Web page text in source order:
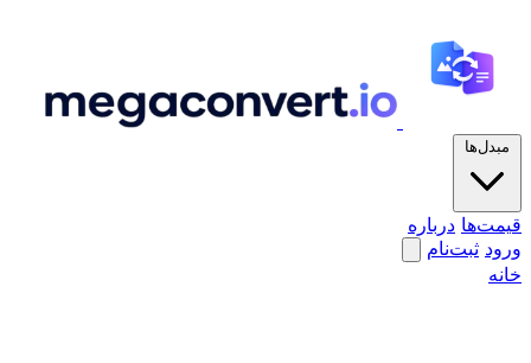
مبدل‌ها
قیمت‌ها درباره
ورود ثبت‌نام
خانه